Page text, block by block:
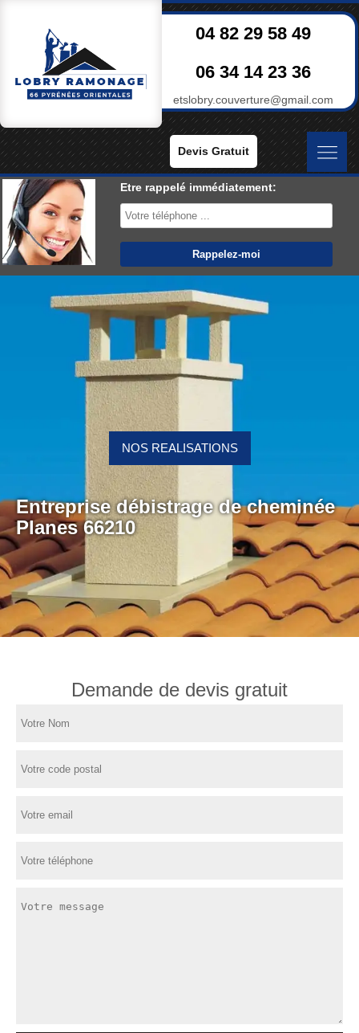
04 82 29 58 49
06 34 14 23 36
etslobry.couverture@gmail.com
Devis Gratuit
Etre rappelé immédiatement:
Entreprise débistrage de cheminée
Planes 66210
NOS REALISATIONS
Demande de devis gratuit